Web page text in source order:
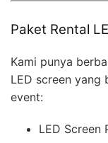
Paket Rental
Kami punya
LED screen yang
event:
LED Screen